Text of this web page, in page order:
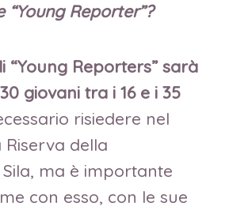
“Young Reporter”?
“Young Reporters” sarà
30 giovani tra i 16 e i 35
risiedere nel
della
ma è importante
con esso, con le sue